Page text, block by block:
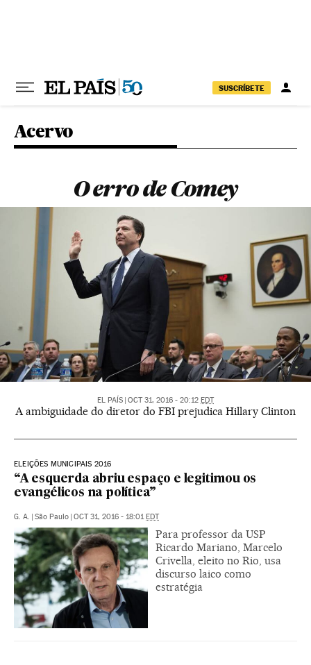
SUSCRÍBETE
Acervo
O erro de Comey
EL PAÍS OCT 31, 2016 - 20:12 EDT
A ambiguidade do diretor do FBI prejudica Hillary Clinton
ELEIÇÕES MUNICIPAIS 2016
“A esquerda abriu espaço e legitimou os
evangélicos na política”
G. A. São Paulo OCT 31, 2016 - 18:01 EDT
Para professor da USP
Ricardo Mariano, Marcelo
Crivella, eleito no Rio, usa
discurso laico como
estratégia